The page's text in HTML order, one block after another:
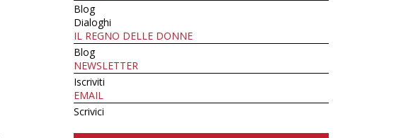
Blog
Dialoghi
IL REGNO DELLE DONNE
Blog
NEWSLETTER
Iscriviti
EMAIL
Scrivici